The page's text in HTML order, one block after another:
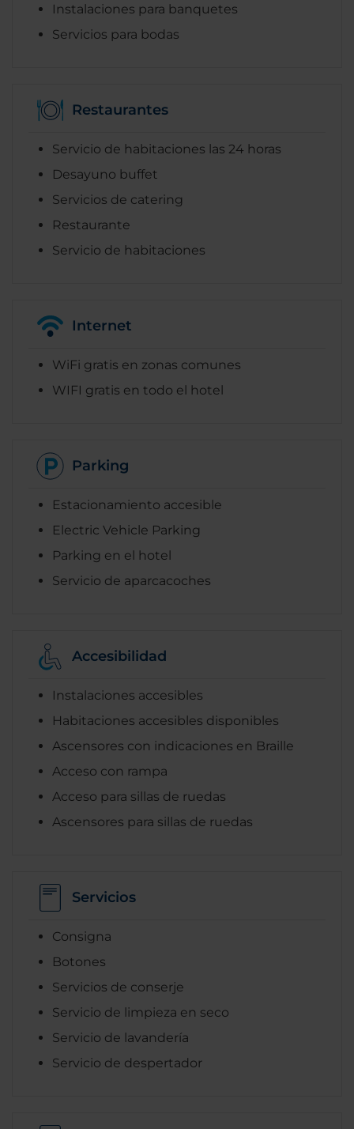
Instalaciones para banquetes
Servicios para bodas
Restaurantes
Servicio de habitaciones las 24 horas
Desayuno buffet
Servicios de catering
Restaurante
Servicio de habitaciones
Internet
WiFi gratis en zonas comunes
WIFI gratis en todo el hotel
Parking
Estacionamiento accesible
Electric Vehicle Parking
Parking en el hotel
Servicio de aparcacoches
Accesibilidad
Instalaciones accesibles
Habitaciones accesibles disponibles
Ascensores con indicaciones en Braille
Acceso con rampa
Acceso para sillas de ruedas
Ascensores para sillas de ruedas
Servicios
Consigna
Botones
Servicios de conserje
Servicio de limpieza en seco
Servicio de lavandería
Servicio de despertador